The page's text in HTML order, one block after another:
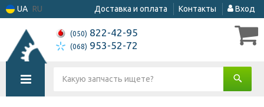
UA RU Доставка и оплата Контакты Вход
(050) 822-42-95
(068) 953-52-72